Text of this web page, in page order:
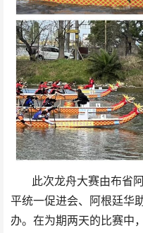
此次龙舟大赛由布省阿
平统一促进会、阿根廷华
办。在为期两天的比赛中